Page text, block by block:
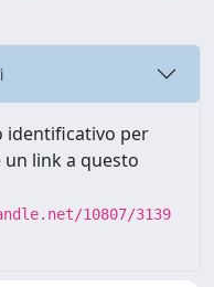
identificativo per
link a questo
10807/3139